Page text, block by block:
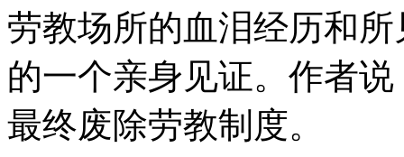
劳教场所的血泪经历和
的一个亲身见证。作者
最终废除劳教制度。